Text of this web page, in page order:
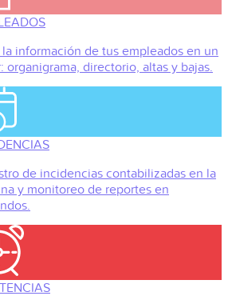
la información de tus empleados en un
organigrama, directorio, altas y bajas.
de incidencias contabilizadas en la
y monitoreo de reportes en